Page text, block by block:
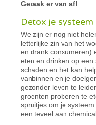
Geraak er van af!
Detox je systeem
We zijn er nog niet
letterlijke zin van het
en drank consumeren)
eten en drinken op een
schaden en het kan
vanbinnen en je
gezonder leven te
groenten proberen te
spruitjes om je
een teveel aan